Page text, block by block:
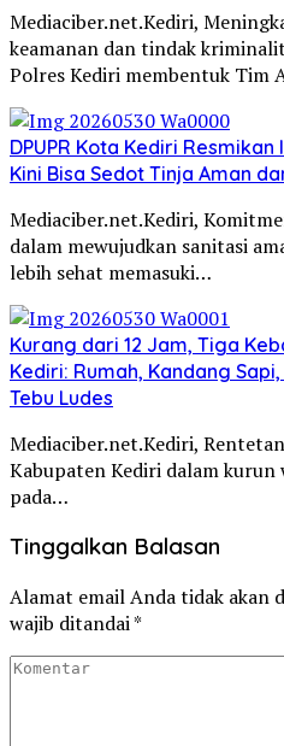
Mediaciber.net.Kediri,
keamanan dan tindak
Polres Kediri membentuk Tim
DPUPR Kota Kediri
Kini Bisa Sedot Tinja Aman
Mediaciber.net.Kediri,
dalam mewujudkan sanitasi
lebih sehat memasuki…
Kurang dari 12 Jam, Tiga
Kediri: Rumah, Kandang
Tebu Ludes
Mediaciber.net.Kediri,
Kabupaten Kediri dalam
pada…
Tinggalkan Balasan
Alamat email Anda tidak akan
wajib ditandai*